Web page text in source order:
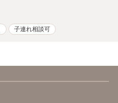
子連れ相談可